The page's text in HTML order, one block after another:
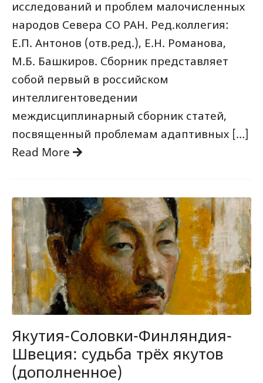
исследований и проблем малочисленных
народов Севера СО РАН. Ред.коллегия:
Е.П. Антонов (отв.ред.), Е.Н. Романова,
М.Б. Башкиров. Сборник представляет
собой первый в российском
интеллигентоведении
междисциплинарный сборник статей,
посвященный проблемам адаптивных […]
Read More
Якутия-Соловки-Финляндия-
Швеция: судьба трёх якутов
(дополненное)